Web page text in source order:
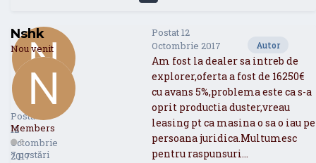
Nshk
Postat
12
Octombrie
2017
Nshk
Nou venit
Members
0
7 postări
Autor
Postat12
Octombrie 2017
Am fost la dealer sa intreb de
explorer,oferta a fost de 16250€
cu avans 5%,problema este ca s-a
oprit productia duster,vreau
leasing pt ca masina o sa o iau pe
persoana juridica.Multumesc
pentru raspunsuri...